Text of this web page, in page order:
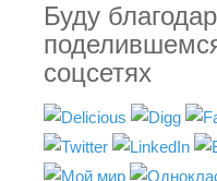
Буду
соцсетях